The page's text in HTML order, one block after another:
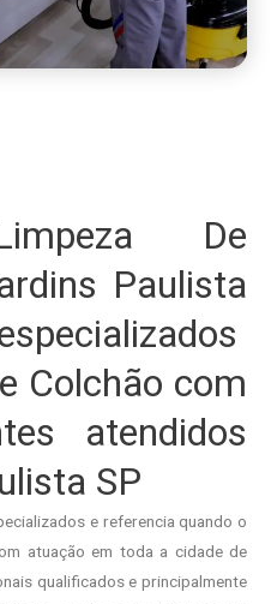
De
Paulista
Colchão com
atendidos
SP
e referencia quando o
atuação em toda a cidade de
qualificados e principalmente